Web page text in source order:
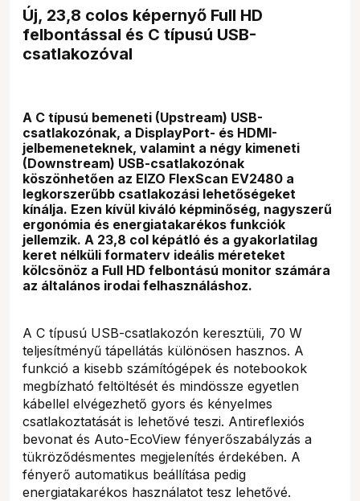
Új, 23,8 colos képernyő Full HD
felbontással és C típusú USB-
csatlakozóval
A C típusú bemeneti (Upstream) USB-
csatlakozónak, a DisplayPort- és HDMI-
jelbemeneteknek, valamint a négy kimeneti
(Downstream) USB-csatlakozónak
köszönhetően az EIZO FlexScan EV2480 a
legkorszerűbb csatlakozási lehetőségeket
kínálja. Ezen kívül kiváló képminőség, nagyszerű
ergonómia és energiatakarékos funkciók
jellemzik. A 23,8 col képátló és a gyakorlatilag
keret nélküli formaterv ideális méreteket
kölcsönöz a Full HD felbontású monitor számára
az általános irodai felhasználáshoz.
A C típusú USB-csatlakozón keresztüli, 70 W
teljesítményű tápellátás különösen hasznos. A
funkció a kisebb számítógépek és notebookok
megbízható feltöltését és mindössze egyetlen
kábellel elvégezhető gyors és kényelmes
csatlakoztatását is lehetővé teszi. Antireflexiós
bevonat és Auto-EcoView fényerőszabályzás a
tükröződésmentes megjelenítés érdekében. A
fényerő automatikus beállítása pedig
energiatakarékos használatot tesz lehetővé.